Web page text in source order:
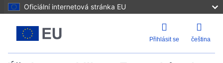
Oficiální internetová stránka EU
Přihlásit se čeština